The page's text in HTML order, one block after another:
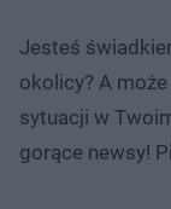
Jesteś
okolicy? A
sytuacji w
gorące newsy!